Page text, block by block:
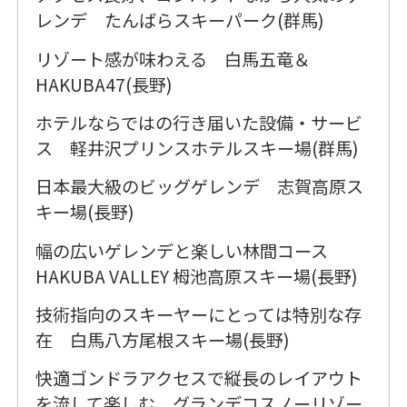
レンデ たんばらスキーパーク(群馬)
リゾート感が味わえる 白馬五竜＆
HAKUBA47(長野)
ホテルならではの行き届いた設備・サービ
ス 軽井沢プリンスホテルスキー場(群馬)
日本最大級のビッグゲレンデ 志賀高原ス
キー場(長野)
幅の広いゲレンデと楽しい林間コース
HAKUBA VALLEY 栂池高原スキー場(長野)
技術指向のスキーヤーにとっては特別な存
在 白馬八方尾根スキー場(長野)
快適ゴンドラアクセスで縦長のレイアウト